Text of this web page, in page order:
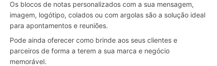
Os blocos de notas personalizados com a sua mensagem,
imagem, logótipo, colados ou com argolas são a solução ideal
para apontamentos e reuniões.
Pode ainda oferecer como brinde aos seus clientes e
parceiros de forma a terem a sua marca e negócio
memorável.